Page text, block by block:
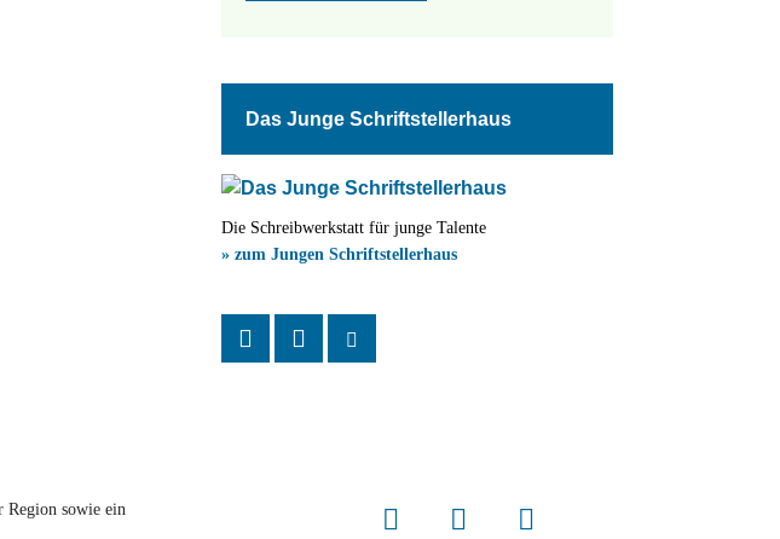
Das Junge Schriftstellerhaus
Die Schreibwerkstatt für junge Talente
» zum Jungen Schriftstellerhaus
Region sowie ein